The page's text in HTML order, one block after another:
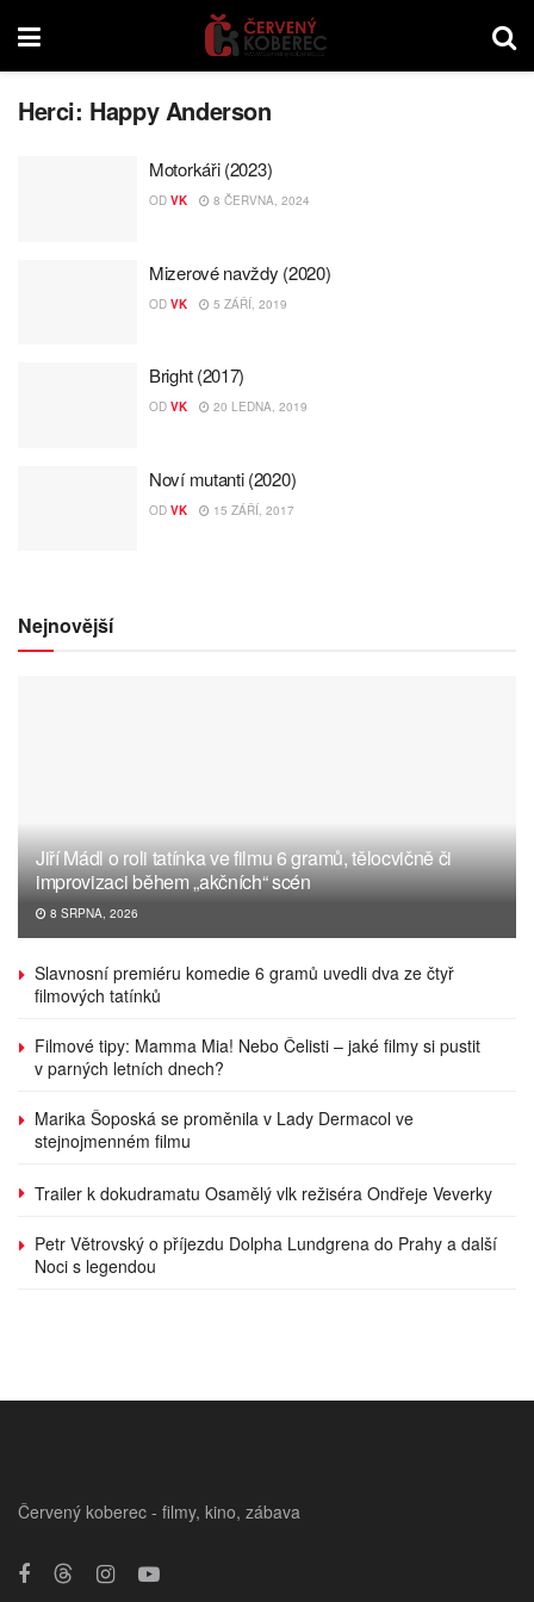
Herci: Happy Anderson
Motorkáři (2023)
OD VK 8 ČERVNA, 2024
Mizerové navždy (2020)
OD VK 5 ZÁŘÍ, 2019
Bright (2017)
OD VK 20 LEDNA, 2019
Noví mutanti (2020)
OD VK 15 ZÁŘÍ, 2017
Nejnovější
Jiří Mádl o roli tatínka ve filmu 6 gramů, tělocvičně či
improvizaci během „akčních“ scén
8 SRPNA, 2026
Slavnosní premiéru komedie 6 gramů uvedli dva ze čtyř
filmových tatínků
Filmové tipy: Mamma Mia! Nebo Čelisti – jaké filmy si pustit
v parných letních dnech?
Marika Šoposká se proměnila v Lady Dermacol ve
stejnojmenném filmu
Trailer k dokudramatu Osamělý vlk režiséra Ondřeje Veverky
Petr Větrovský o příjezdu Dolpha Lundgrena do Prahy a další
Noci s legendou
Červený koberec - filmy, kino, zábava